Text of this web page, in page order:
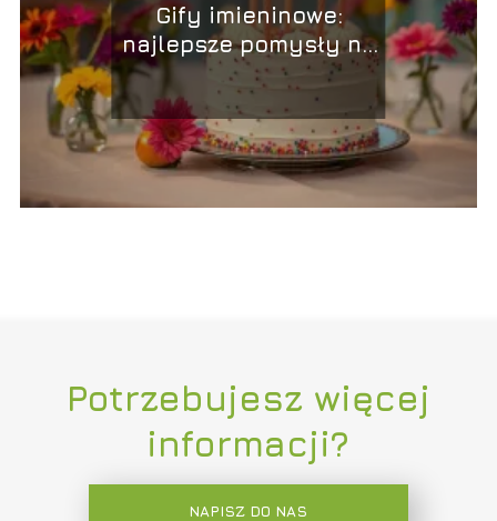
Gify imieninowe:
najlepsze pomysły na
życzenia dla bliskich
Potrzebujesz więcej
informacji?
NAPISZ DO NAS